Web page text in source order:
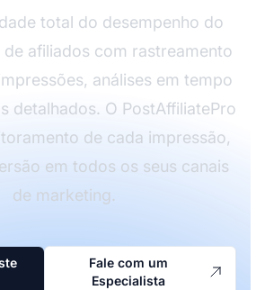
total do desempenho do
afiliados com rastreamento
análises em tempo
detalhados. O PostAffiliatePro
de cada impressão,
em todos os seus canais
de marketing.
Fale com um
Especialista